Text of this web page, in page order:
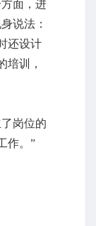
面，进
说法：
还设计
培训，
岗位的
作。”